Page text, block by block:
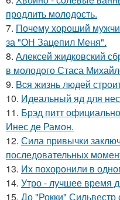
продлить молодость.
7. Почему хороший
за "ОН Зацепил Меня".
8. Алексей жидковский
в молодого Стаса
9. Bcя жизнь людей
10. Идеальный яд для
11. Брэд питт
Инес де Рамон.
12. Сила привычки
последовательных
13. Их похоронили в
14. Утро - лучшее время
15. До "Рокки" Сильвестр